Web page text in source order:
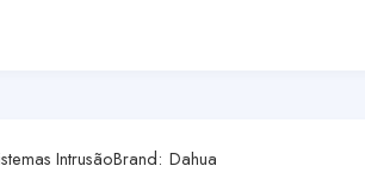
IntrusãoBrand: Dahua